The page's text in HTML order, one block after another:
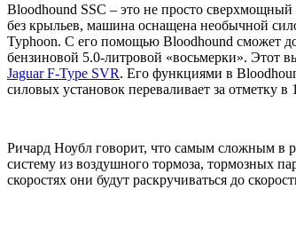
Bloodhound SSC – это не просто сверхмощный
без крыльев, машина оснащена необычной
Typhoon. С его помощью Bloodhound сможет
бензиновой 5.0-литровой «восьмерки». Этот
Jaguar F-Type SVR. Его функциями в
силовых установок переваливает за отметку
Ричард Ноубл говорит, что самым сложным в
систему из воздушного тормоза, тормозных
скоростях они будут раскручиваться до